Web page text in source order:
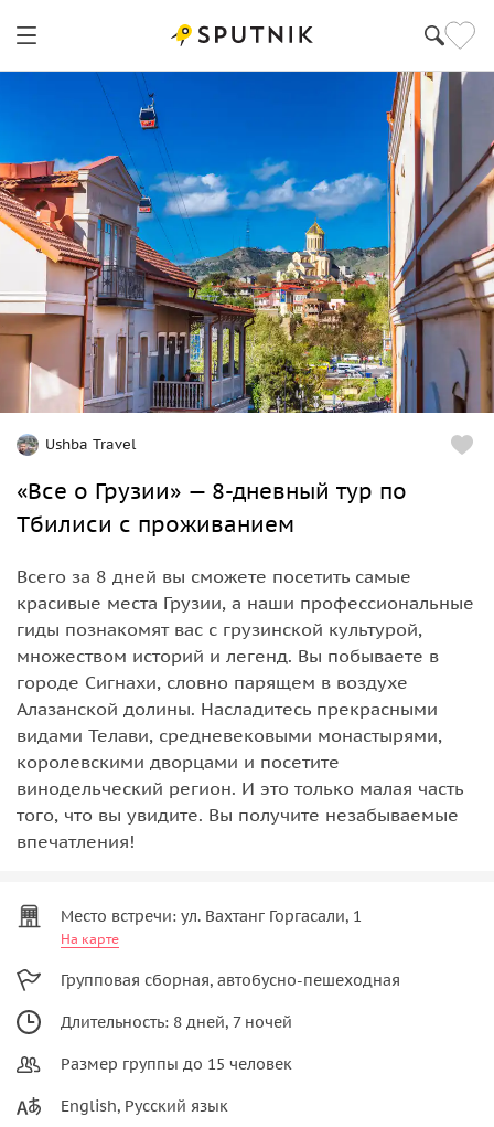
Ushba Travel
«Все о Грузии» — 8-дневный тур по
Тбилиси с проживанием
Всего за 8 дней вы сможете посетить самые
красивые места Грузии, а наши профессиональные
гиды познакомят вас с грузинской культурой,
множеством историй и легенд. Вы побываете в
городе Сигнахи, словно парящем в воздухе
Алазанской долины. Насладитесь прекрасными
видами Телави, средневековыми монастырями,
королевскими дворцами и посетите
винодельческий регион. И это только малая часть
того, что вы увидите. Вы получите незабываемые
впечатления!
Место встречи: ул. Вахтанг Горгасали, 1
На карте
Групповая сборная, автобусно-пешеходная
Длительность: 8 дней, 7 ночей
Размер группы до 15 человек
English, Русский язык